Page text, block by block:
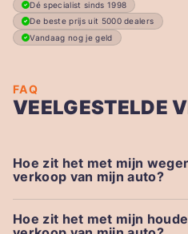
Dé specialist sinds 1998
De beste prijs uit 5000 dealers
Vandaag nog je geld
FAQ
VEELGESTELDE
Hoe zit het met mijn
verkoop van mijn auto?
Hoe zit het met mijn